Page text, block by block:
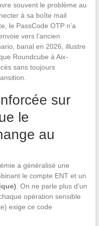
souvent le problème au
à sa boîte mail
le PassCode OTP n’a
vers l’ancien
banal en 2026, illustre
Roundcube à Aix-
sans toujours
sur
le
au
a généralisé une
le compte ENT et un
. On ne parle plus d’un
opération sensible
exige ce code